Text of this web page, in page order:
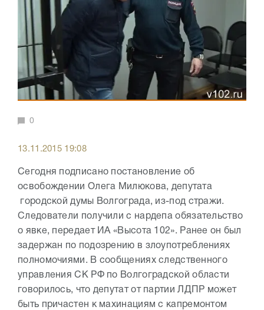
0
13.11.2015 19:08
Сегодня подписано постановление об
освобождении Олега Милюкова, депутата
городской думы Волгограда, из-под стражи.
Следователи получили с нардепа обязательство
о явке, передает ИА «Высота 102». Ранее он был
задержан по подозрению в злоупотреблениях
полномочиями. В сообщениях следственного
управления СК РФ по Волгоградской области
говорилось, что депутат от партии ЛДПР может
быть причастен к махинациям с капремонтом